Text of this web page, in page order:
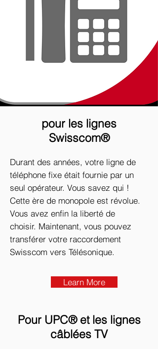
pour les lignes
Swisscom®
Durant des années, votre ligne de
téléphone fixe était fournie par un
seul opérateur. Vous savez qui !
Cette ère de monopole est révolue.
Vous avez enfin la liberté de
choisir. Maintenant, vous pouvez
transférer votre raccordement
Swisscom vers Télésonique.
Learn More
Pour UPC® et les lignes
câblées TV